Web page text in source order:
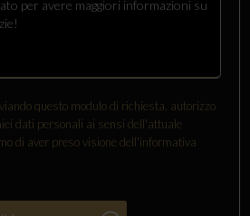
questo modulo di richiesta, autorizzo
dati personali ai sensi dell'attuale
di aver preso visione dell'informativa